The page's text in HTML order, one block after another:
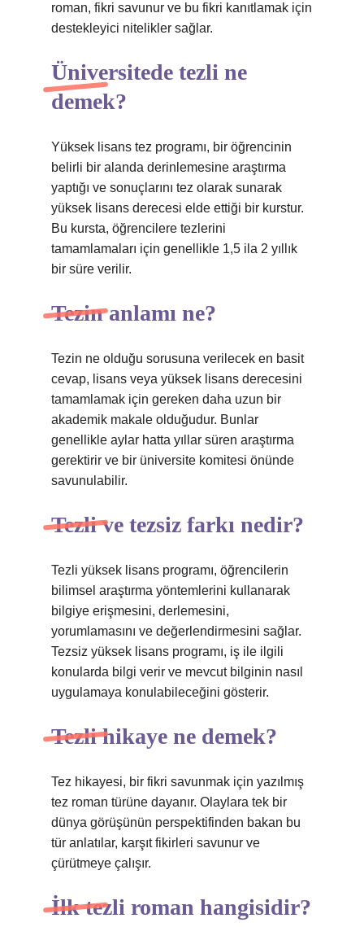
roman, fikri savunur ve bu fikri kanıtlamak için
destekleyici nitelikler sağlar.
Üniversitede tezli ne
demek?
Yüksek lisans tez programı, bir öğrencinin
belirli bir alanda derinlemesine araştırma
yaptığı ve sonuçlarını tez olarak sunarak
yüksek lisans derecesi elde ettiği bir kurstur.
Bu kursta, öğrencilere tezlerini
tamamlamaları için genellikle 1,5 ila 2 yıllık
bir süre verilir.
Tezin anlamı ne?
Tezin ne olduğu sorusuna verilecek en basit
cevap, lisans veya yüksek lisans derecesini
tamamlamak için gereken daha uzun bir
akademik makale olduğudur. Bunlar
genellikle aylar hatta yıllar süren araştırma
gerektirir ve bir üniversite komitesi önünde
savunulabilir.
Tezli ve tezsiz farkı nedir?
Tezli yüksek lisans programı, öğrencilerin
bilimsel araştırma yöntemlerini kullanarak
bilgiye erişmesini, derlemesini,
yorumlamasını ve değerlendirmesini sağlar.
Tezsiz yüksek lisans programı, iş ile ilgili
konularda bilgi verir ve mevcut bilginin nasıl
uygulamaya konulabileceğini gösterir.
Tezli hikaye ne demek?
Tez hikayesi, bir fikri savunmak için yazılmış
tez roman türüne dayanır. Olaylara tek bir
dünya görüşünün perspektifinden bakan bu
tür anlatılar, karşıt fikirleri savunur ve
çürütmeye çalışır.
İlk tezli roman hangisidir?